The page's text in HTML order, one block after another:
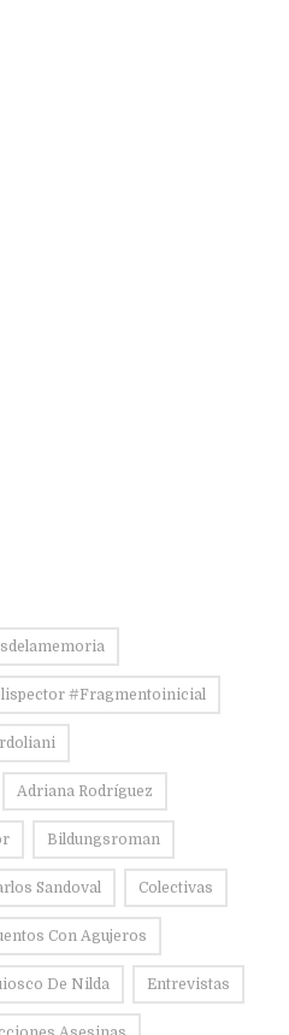
#fragmentoinicial
Adriana Rodríguez
Bildungsroman
Sandoval Colectivas
Con Agujeros
De Nilda Entrevistas